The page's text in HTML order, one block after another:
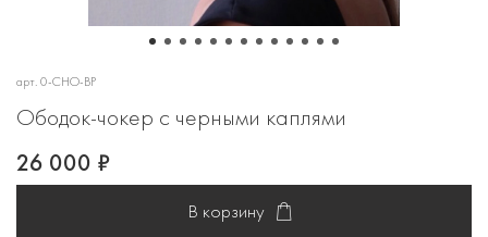
арт.0-CHO-BP
Ободок-чокер с черными каплями
26 000 ₽
В корзину